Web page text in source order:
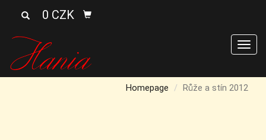
0 CZK
Homepage Růže a stín 2012